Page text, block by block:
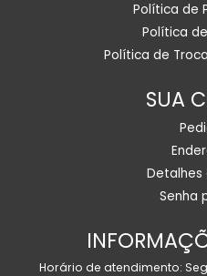
Política de
Política
Política de
SUA
Senha
Horário de atendimento: